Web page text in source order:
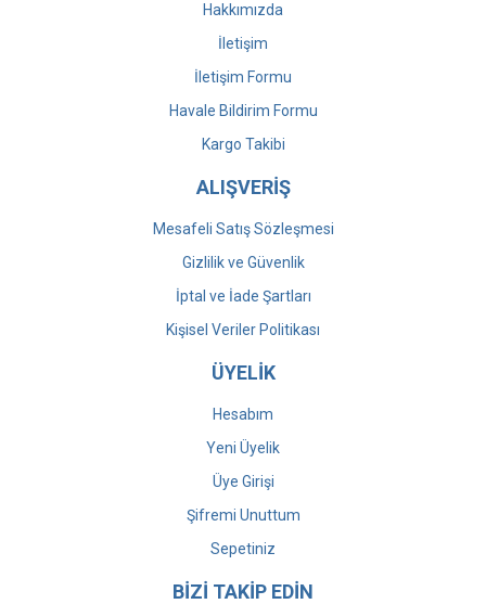
Hakkımızda
İletişim
İletişim Formu
Havale Bildirim Formu
Kargo Takibi
ALIŞVERİŞ
Mesafeli Satış Sözleşmesi
Gizlilik ve Güvenlik
İptal ve İade Şartları
Kişisel Veriler Politikası
ÜYELİK
Hesabım
Yeni Üyelik
Üye Girişi
Şifremi Unuttum
Sepetiniz
BİZİ TAKİP EDİN